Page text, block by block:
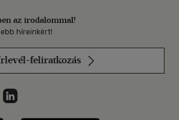
az irodalommal!
híreinkért!
feliratkozás
on
az Instagramon
Libri a LinkedInen